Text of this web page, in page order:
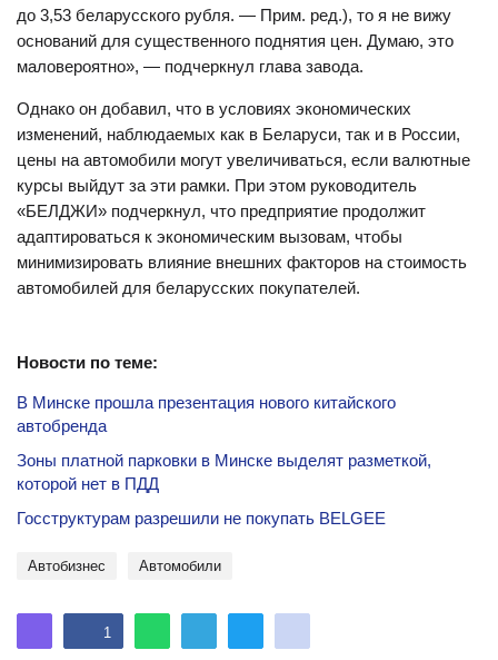
до 3,53 беларусского рубля. — Прим. ред.), то я не вижу
оснований для существенного поднятия цен. Думаю, это
маловероятно», — подчеркнул глава завода.
Однако он добавил, что в условиях экономических
изменений, наблюдаемых как в Беларуси, так и в России,
цены на автомобили могут увеличиваться, если валютные
курсы выйдут за эти рамки. При этом руководитель
«БЕЛДЖИ» подчеркнул, что предприятие продолжит
адаптироваться к экономическим вызовам, чтобы
минимизировать влияние внешних факторов на стоимость
автомобилей для беларусских покупателей.
Новости по теме:
В Минске прошла презентация нового китайского
автобренда
Зоны платной парковки в Минске выделят разметкой,
которой нет в ПДД
Госструктурам разрешили не покупать BELGEE
автобизнес Автомобили
1